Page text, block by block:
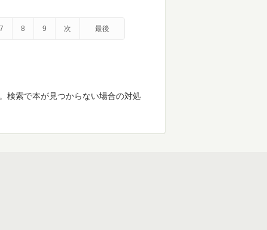
7 8 9 次 最後
検索で本が見つからない場合の対処